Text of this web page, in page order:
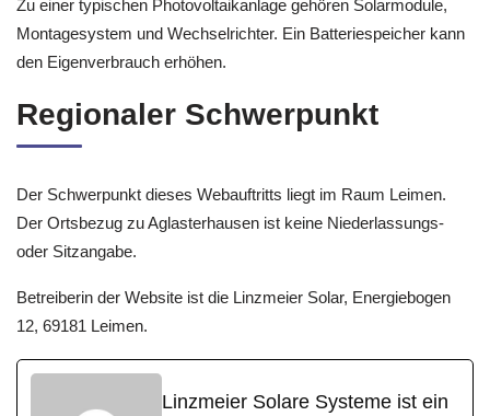
Zu einer typischen Photovoltaikanlage gehören Solarmodule,
Montagesystem und Wechselrichter. Ein Batteriespeicher kann
den Eigenverbrauch erhöhen.
Regionaler Schwerpunkt
Der Schwerpunkt dieses Webauftritts liegt im Raum Leimen.
Der Ortsbezug zu Aglasterhausen ist keine Niederlassungs-
oder Sitzangabe.
Betreiberin der Website ist die Linzmeier Solar, Energiebogen
12, 69181 Leimen.
Linzmeier Solare Systeme ist ein